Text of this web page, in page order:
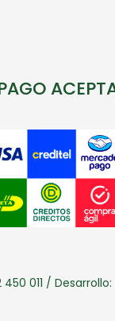
450 011 / Desarrollo: